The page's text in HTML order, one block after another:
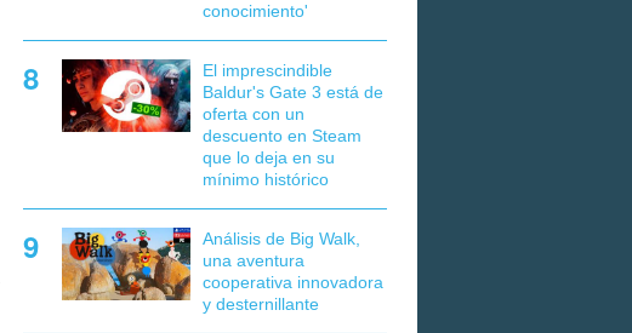
conocimiento'
El imprescindible
Baldur's Gate 3 está de
oferta con un
descuento en Steam
que lo deja en su
mínimo histórico
Análisis de Big Walk,
una aventura
cooperativa innovadora
y desternillante